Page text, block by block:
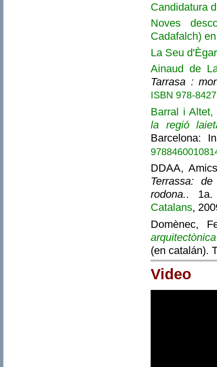
Candidatura
Noves
Cadafalch)
La Seu
Ainaud de
Tarrasa :
ISBN 978-
Barral i Altet,
la regió
Barcelona:
DDAA,
Terrassa:
rodona.. 1a.
Catalans,
Domènec,
(en catalán).
Video